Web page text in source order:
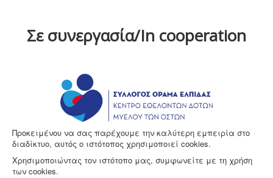
Σε συνεργασία/In cooperation
Προκειμένου να σας παρέχουμε την καλύτερη εμπειρία στο
διαδίκτυο, αυτός ο ιστότοπος χρησιμοποιεί cookies.
Χρησιμοποιώντας τον ιστότοπο μας, συμφωνείτε με τη χρήση
των cookies.